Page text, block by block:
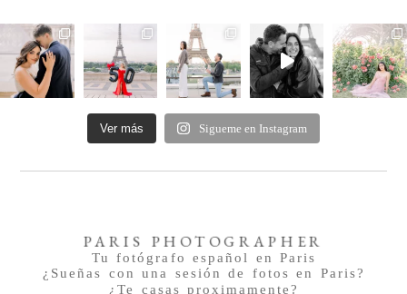
Ver más Sigueme en Instagram
Tu fotógrafo español en Paris
¿Sueñas con una sesión de fotos en Paris?
¿Te casas proximamente?
PARIS PHOTOGRAPHER